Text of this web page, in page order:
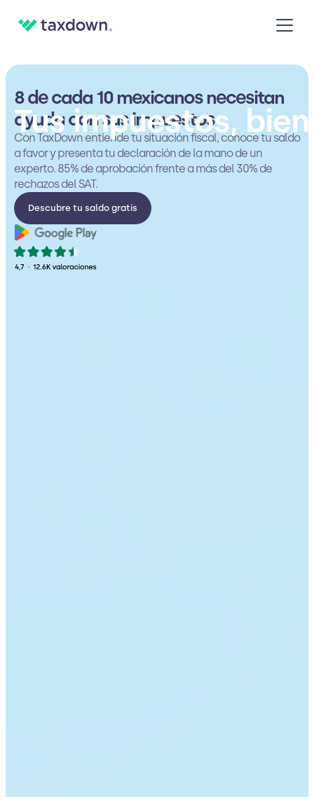
8 de cada 10 mexicanos necesitan
ayuda con sus impuestos
Con TaxDown entiende tu situación fiscal, conoce tu saldo
a favor y presenta tu declaración de la mano de un
experto. 85% de aprobación frente a más del 30% de
rechazos del SAT.
Descubre tu saldo gratis
Tus impuestos,